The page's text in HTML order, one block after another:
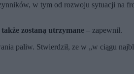
w tym od rozwoju sytuacji na
zostaną utrzymane – zapewnił.
paliw. Stwierdził, ze w „w ciągu